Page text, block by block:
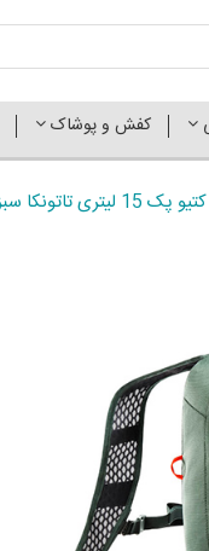
کفش و پوشاک
سبز روشن